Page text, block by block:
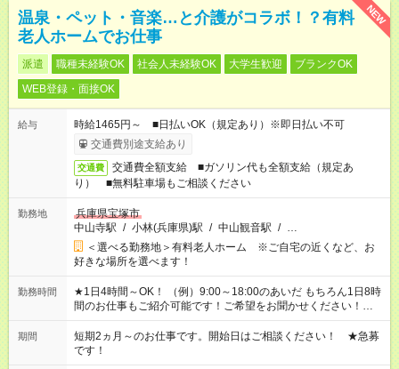
NEW
温泉・ペット・音楽…と介護がコラボ！？有料
老人ホームでお仕事
派遣 職種未経験OK 社会人未経験OK 大学生歓迎
ブランクOK
WEB登録・面接OK
給与
時給1465円～ ■日払いOK（規定あり）※即日払い不可
交通費別途支給あり
交通費
交通費全額支給 ■ガソリン代も全額支給（規定あ
り） ■無料駐車場もご相談ください
勤務地
兵庫県宝塚市
中山寺駅 / 小林(兵庫県)駅 / 中山観音駅 / …
＜選べる勤務地＞有料老人ホーム ※ご自宅の近くなど、お
好きな場所を選べます！
勤務時間
★1日4時間～OK！ （例）9:00～18:00のあいだ もちろん1日8時
間のお仕事もご紹介可能です！ご希望をお聞かせください！★家
庭の都合でお休みが必要な場合も遠慮なくご相談ください。 ※
週最低15時間以上の勤務が必要です
期間
短期2ヵ月～のお仕事です。開始日はご相談ください！ ★急募
です！